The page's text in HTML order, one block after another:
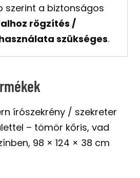
szerint a biztonságos
rögzítés /
szükséges.